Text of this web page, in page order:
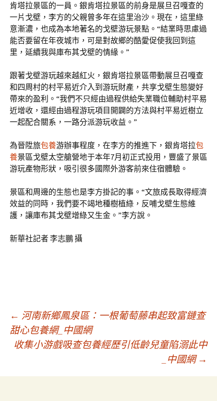
肯塔拉景區的一員。銀肯塔拉景區的前身是展旦召嘎查的
一片戈壁，李方的父親曾多年在這里治沙。現在，這里綠
意漸濃，也成為本地著名的戈壁游玩景點。“結業時思慮過
能否要留在年夜城市，可是對故鄉的酷愛促使我回到這
里，延續我與庫布其戈壁的情緣。”
跟著戈壁游玩越來越紅火，銀肯塔拉景區帶動展旦召嘎查
和四周村的村平易近介入到游玩財產，共享戈壁生態變好
帶來的盈利。“我們不只經由過程供給失業職位輔助村平易
近增收，還經由過程游玩項目開闢的方法與村平易近樹立
一起配合關系，一路分派游玩收益。”
為晉陞旅包養游辦事程度，在李方的推進下，銀肯塔拉包
養景區戈壁太空艙營地于本年7月初正式投用，豐盛了景區
游玩產物形狀，吸引很多國際外游客前來住宿體驗。
景區和周邊的生態也是李方掛記的事。“文旅成長取得經濟
效益的同時，我們要不竭地種樹植綠，反哺戈壁生態維
護，讓庫布其戈壁增綠又生金。”李方說。
新華社記者 李志鵬 攝
文
章
導
← 河南新鄉鳳泉區：一根葡萄藤串起致富鏈查
甜心包養網_中國網
收集小游戲吸查包養經歷引低齡兒童陷溺此中
_中國網 →